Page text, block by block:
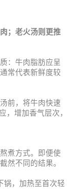
；老火汤则更推
：牛肉脂肪应呈
常代表新鲜度较
前，将牛肉快速
，增加香气层次，
煮方式。即便使
然不同的结果。
锅，加热至首次轻